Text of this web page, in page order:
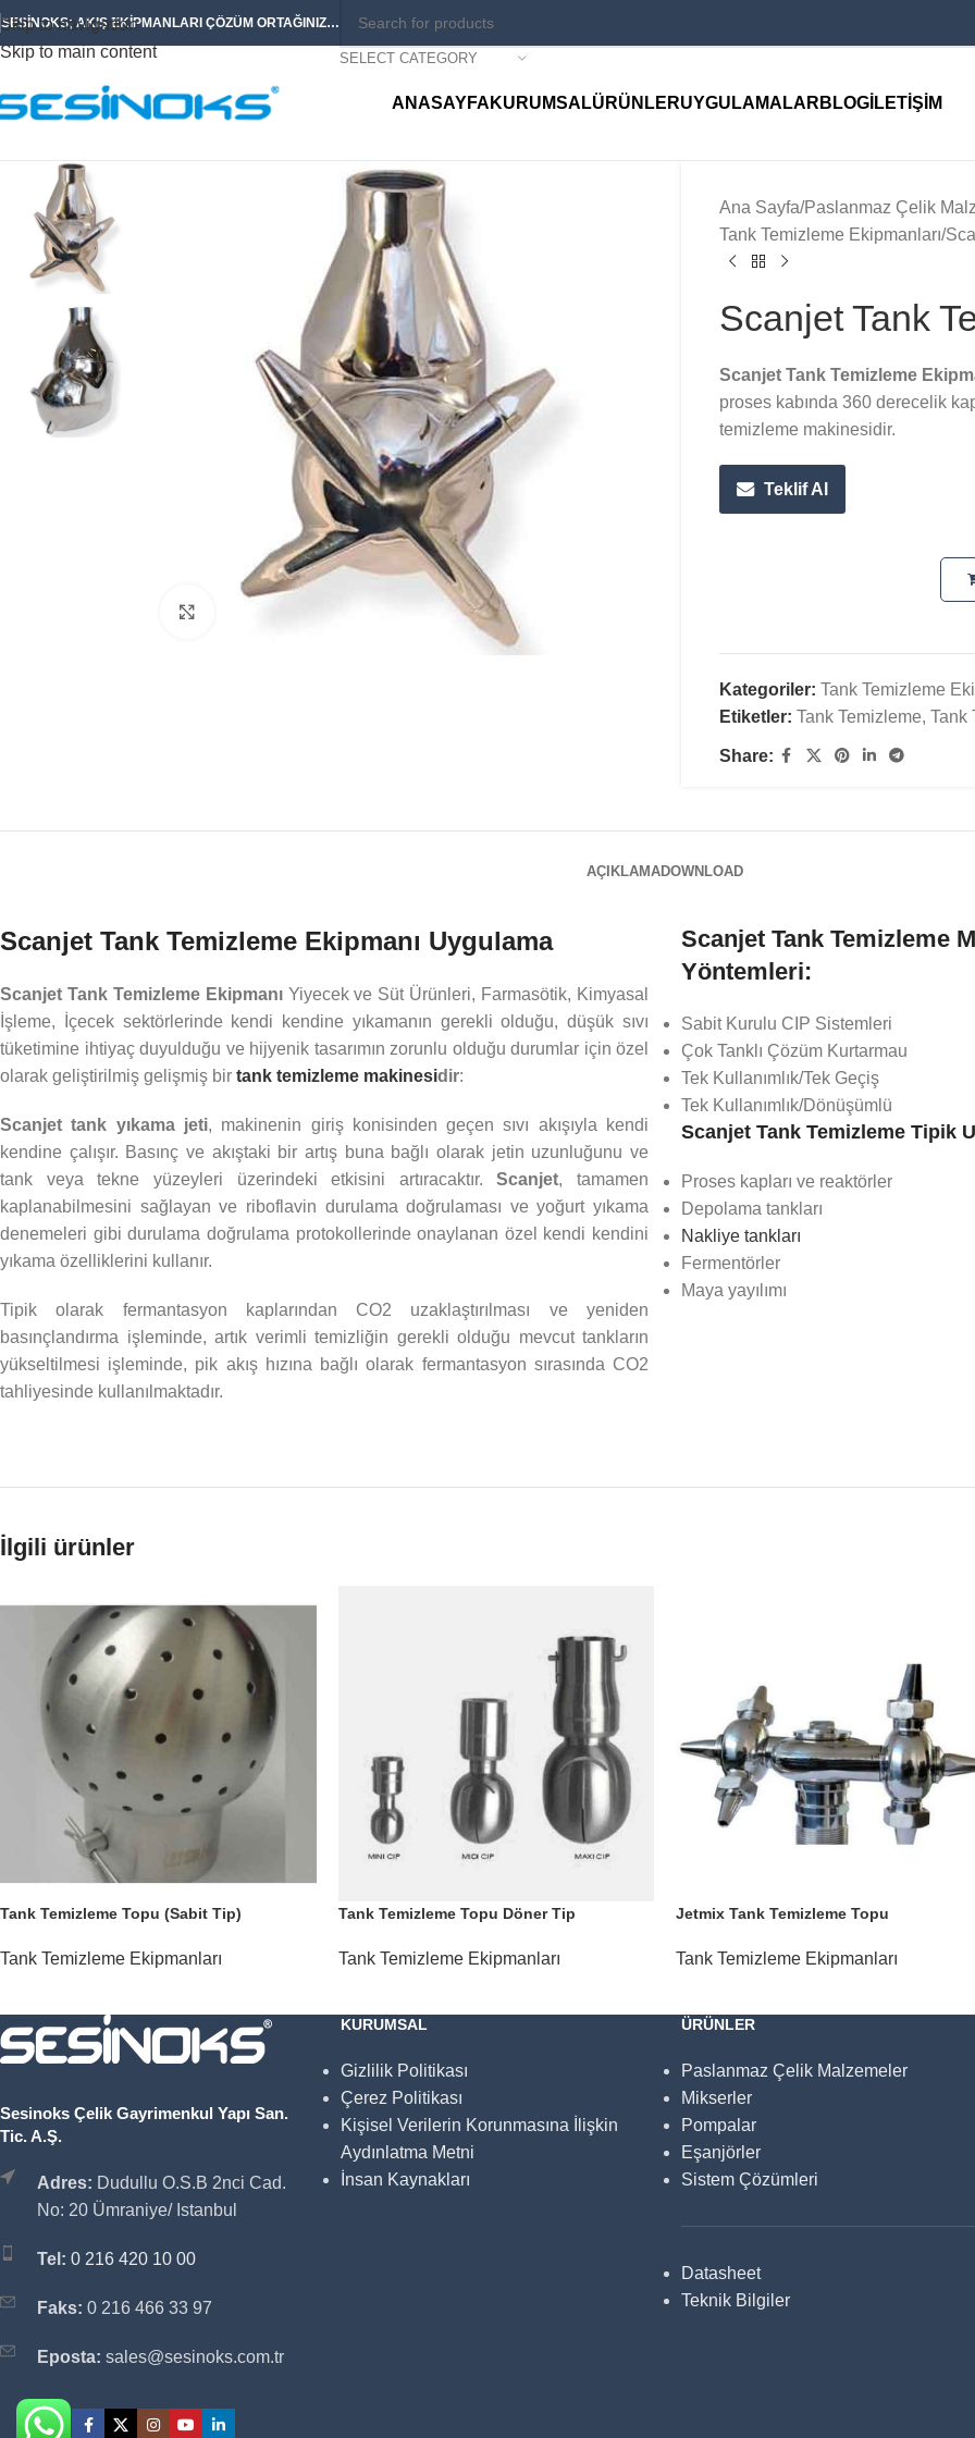
Skip to navigation
Skip to main content
SESİNOKS; AKIŞ EKİPMANLARI ÇÖZÜM ORTAĞINIZ…
SELECT CATEGORY
ANASAYFA KURUMSALÜRÜNLERUYGULAMALAR BLOG İLETIŞIM
Ana Sayfa Paslanmaz Çelik
Tank Temizleme Ekipmanları
Scanjet Tank
Scanjet Tank Temizleme
proses kabında 360 derecelik
temizleme makinesidir.
Teklif Al
Kategoriler: Tank Temizleme
Etiketler: Tank Temizleme, Tank
Share:
AÇIKLAMADOWNLOAD
Scanjet Tank Temizleme Ekipmanı Uygulama
Scanjet Tank Temizleme EkipmanıYiyecek ve Süt Ürünleri, Farmasötik, Kimyasal
İşleme, İçecek sektörlerinde kendi kendine yıkamanın gerekli olduğu, düşük sıvı
tüketimine ihtiyaç duyulduğu ve hijyenik tasarımın zorunlu olduğu durumlar için özel
olarak geliştirilmiş gelişmiş bir tank temizleme makinesidir:
Scanjet tank yıkama jeti, makinenin giriş konisinden geçen sıvı akışıyla kendi
kendine çalışır. Basınç ve akıştaki bir artış buna bağlı olarak jetin uzunluğunu ve
tank veya tekne yüzeyleri üzerindeki etkisini artıracaktır.Scanjet, tamamen
kaplanabilmesini sağlayan ve riboflavin durulama doğrulaması ve yoğurt yıkama
denemeleri gibi durulama doğrulama protokollerinde onaylanan özel kendi kendini
yıkama özelliklerini kullanır.
Tipik olarak fermantasyon kaplarından CO2 uzaklaştırılması ve yeniden
basınçlandırma işleminde, artık verimli temizliğin gerekli olduğu mevcut tankların
yükseltilmesi işleminde, pik akış hızına bağlı olarak fermantasyon sırasında CO2
tahliyesinde kullanılmaktadır.
Scanjet Tank Temizleme
Yöntemleri:
Sabit Kurulu CIP Sistemleri
Çok Tanklı Çözüm Kurtarmau
Tek Kullanımlık/Tek Geçiş
Tek Kullanımlık/Dönüşümlü
Scanjet Tank Temizleme Tipik
Proses kapları ve reaktörler
Depolama tankları
Nakliye tankları
Fermentörler
Maya yayılımı
İlgili ürünler
Tank Temizleme Topu (Sabit Tip)
Tank Temizleme Ekipmanları
Tank Temizleme Topu Döner Tip
Tank Temizleme Ekipmanları
Jetmix Tank Temizleme Topu
Tank Temizleme Ekipmanları
Sesinoks Çelik Gayrimenkul Yapı San.
Tic. A.Ş.
Adres: Dudullu O.S.B 2nci Cad.
No: 20 Ümraniye/ Istanbul
Tel: 0 216 420 10 00
Faks: 0 216 466 33 97
Eposta: sales@sesinoks.com.tr
KURUMSAL
Gizlilik Politikası
Çerez Politikası
Kişisel Verilerin Korunmasına İlişkin
Aydınlatma Metni
İnsan Kaynakları
ÜRÜNLER
Paslanmaz Çelik Malzemeler
Mikserler
Pompalar
Eşanjörler
Sistem Çözümleri
Datasheet
Teknik Bilgiler